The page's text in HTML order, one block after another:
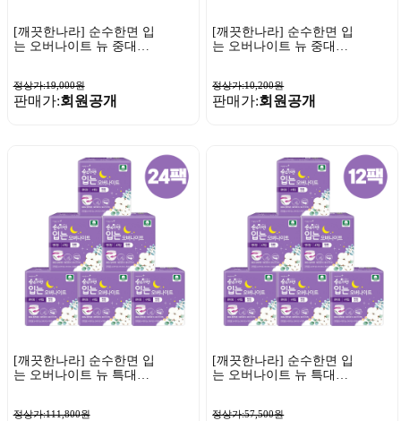
[깨끗한나라] 순수한면 입
는 오버나이트 뉴 중대형
정상가:19,000원
판매가:회원공개
[깨끗한나라] 순수한면 입
는 오버나이트 뉴 중대형
정상가:10,200원
판매가:회원공개
[깨끗한나라] 순수한면 입
는 오버나이트 뉴 특대형
정상가:111,800원
[깨끗한나라] 순수한면 입
는 오버나이트 뉴 특대형
정상가:57,500원